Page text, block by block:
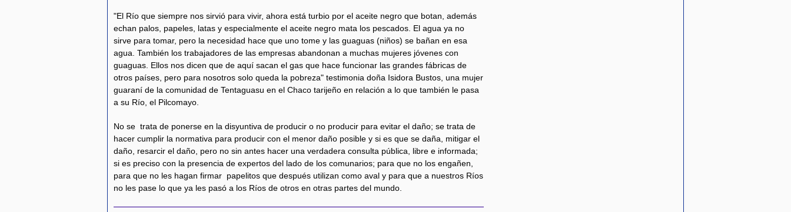
"El Río que siempre nos sirvió para vivir, ahora está turbio por el aceite negro que botan, además
echan palos, papeles, latas y especialmente el aceite negro mata los pescados. El agua ya no
sirve para tomar, pero la necesidad hace que uno tome y las guaguas (niños) se bañan en esa
agua. También los trabajadores de las empresas abandonan a muchas mujeres jóvenes con
guaguas. Ellos nos dicen que de aquí sacan el gas que hace funcionar las grandes fábricas de
otros países, pero para nosotros solo queda la pobreza" testimonia doña Isidora Bustos, una mujer
guaraní de la comunidad de Tentaguasu en el Chaco tarijeño en relación a lo que también le pasa
a su Río, el Pilcomayo.
No se trata de ponerse en la disyuntiva de producir o no producir para evitar el daño; se trata de
hacer cumplir la normativa para producir con el menor daño posible y si es que se daña, mitigar el
daño, resarcir el daño, pero no sin antes hacer una verdadera consulta pública, libre e informada;
si es preciso con la presencia de expertos del lado de los comunarios; para que no los engañen,
para que no les hagan firmar papelitos que después utilizan como aval y para que a nuestros Ríos
no les pase lo que ya les pasó a los Ríos de otros en otras partes del mundo.